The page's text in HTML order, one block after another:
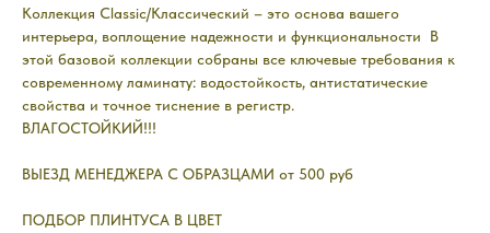
Коллекция Classic/Классический – это основа вашего
интерьера, воплощение надежности и функциональности В
этой базовой коллекции собраны все ключевые требования к
современному ламинату: водостойкость, антистатические
свойства и точное тиснение в регистр.
ВЛАГОСТОЙКИЙ!!!
ВЫЕЗД МЕНЕДЖЕРА С ОБРАЗЦАМИ от 500 руб
ПОДБОР ПЛИНТУСА В ЦВЕТ